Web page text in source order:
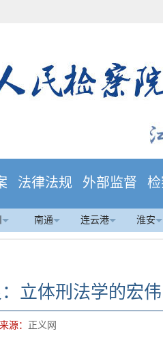
法律法规 外部监督
南通 连云港 淮安
立体刑法学的宏
来源： 正义网